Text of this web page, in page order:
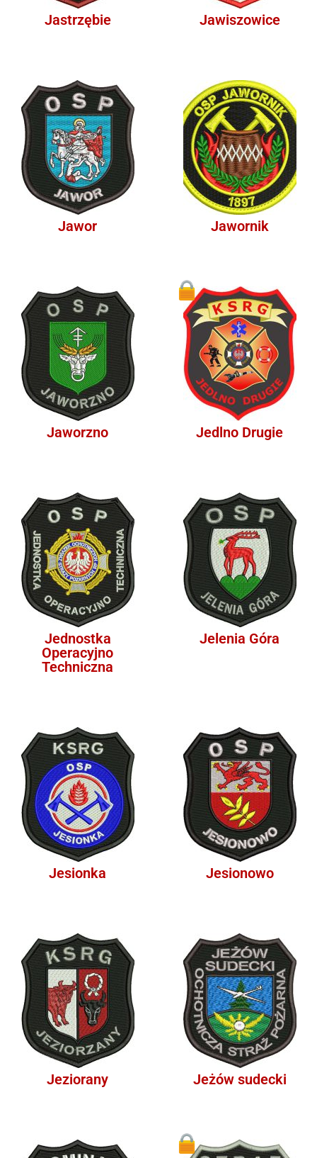
Jastrzębie Jawiszowice
Jawor Jawornik
Jaworzno Jedlno Drugie
Jednostka
Operacyjno
Techniczna
Jelenia Góra
Jesionka Jesionowo
Jeziorany Jeżów sudecki